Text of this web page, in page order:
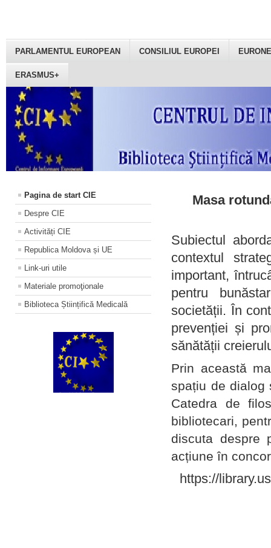
PARLAMENTUL EUROPEAN CONSILIUL EUROPEI
ERASMUS+
Pagina de start CIE
Despre CIE
Activități CIE
Republica Moldova și UE
Link-uri utile
Materiale promoţionale
Biblioteca Științifică Medicală
Masa
Subiectul
contextul
important,
pentru
societății. În
prevenției și
sănătății
Prin această
spațiu de dialog
Catedra de
bibliotecari,
discuta despre
acțiune în
https://